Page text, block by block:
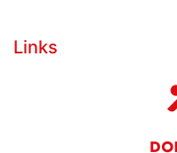
Links